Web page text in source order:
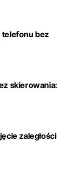
bez
skierowania:
zaległości